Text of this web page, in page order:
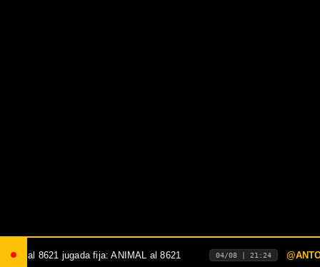
04/08 | 21:24 @ANTONI CASTELLANO [0412-764-49-86] :